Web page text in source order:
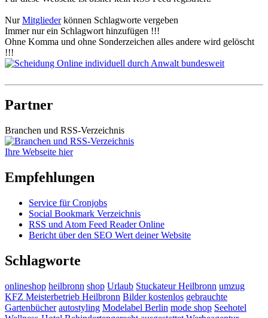
NurMitgliederkönnen Schlagworte vergeben
Immer nur ein Schlagwort hinzufügen !!!
Ohne Komma und ohne Sonderzeichen alles andere wird gelöscht
!!!
Partner
Branchen und RSS-Verzeichnis
Ihre Webseite hier
Empfehlungen
Service für Cronjobs
Social Bookmark Verzeichnis
RSS und Atom Feed Reader Online
Bericht über den SEO Wert deiner Website
Schlagworte
onlineshop heilbronn shop Urlaub Stuckateur Heilbronn umzug
KFZ Meisterbetrieb Heilbronn Bilder kostenlos gebrauchte
Gartenbücher autostyling Modelabel Berlin mode shop Seehotel